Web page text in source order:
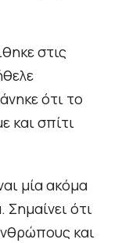
στις
ότι το
και σπίτι
μία ακόμα
ότι
και